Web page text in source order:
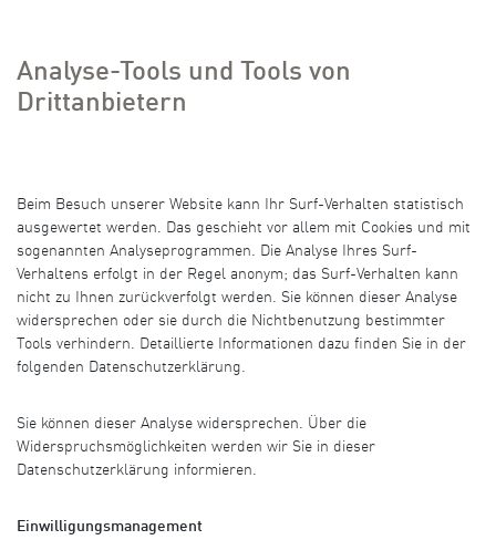
Analyse-Tools und Tools von
Drittanbietern
Beim Besuch unserer Website kann Ihr Surf-Verhalten statistisch
ausgewertet werden. Das geschieht vor allem mit Cookies und mit
sogenannten Analyseprogrammen. Die Analyse Ihres Surf-
Verhaltens erfolgt in der Regel anonym; das Surf-Verhalten kann
nicht zu Ihnen zurückverfolgt werden. Sie können dieser Analyse
widersprechen oder sie durch die Nichtbenutzung bestimmter
Tools verhindern. Detaillierte Informationen dazu finden Sie in der
folgenden Datenschutzerklärung.
Sie können dieser Analyse widersprechen. Über die
Widerspruchsmöglichkeiten werden wir Sie in dieser
Datenschutzerklärung informieren.
Einwilligungsmanagement